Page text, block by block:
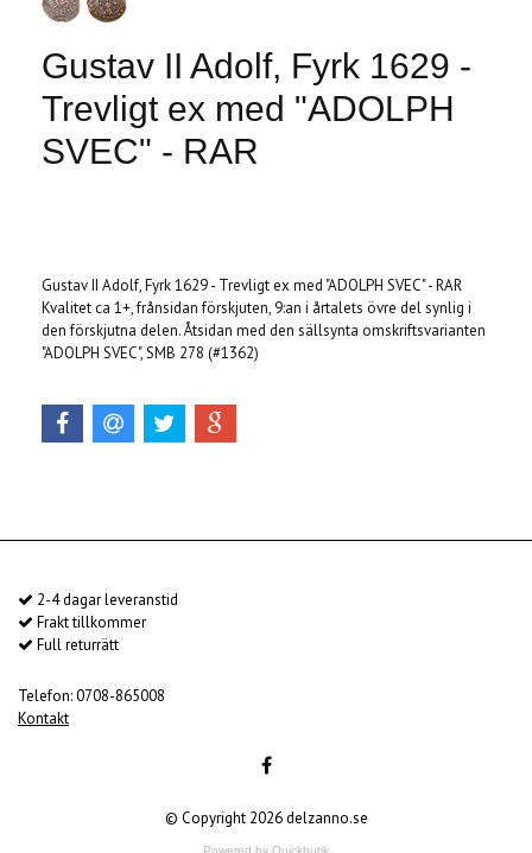
Gustav II Adolf, Fyrk 1629 -
Trevligt ex med "ADOLPH
SVEC" - RAR
Gustav II Adolf, Fyrk 1629 - Trevligt ex med "ADOLPH SVEC" - RAR
Kvalitet ca 1+, frånsidan förskjuten, 9:an i årtalets övre del synlig i
den förskjutna delen. Åtsidan med den sällsynta omskriftsvarianten
"ADOLPH SVEC", SMB 278 (#1362)
2-4 dagar leveranstid
Frakt tillkommer
Full returrätt
Telefon: 0708-865008
Kontakt
© Copyright 2026 delzanno.se
Powered by Quickbutik